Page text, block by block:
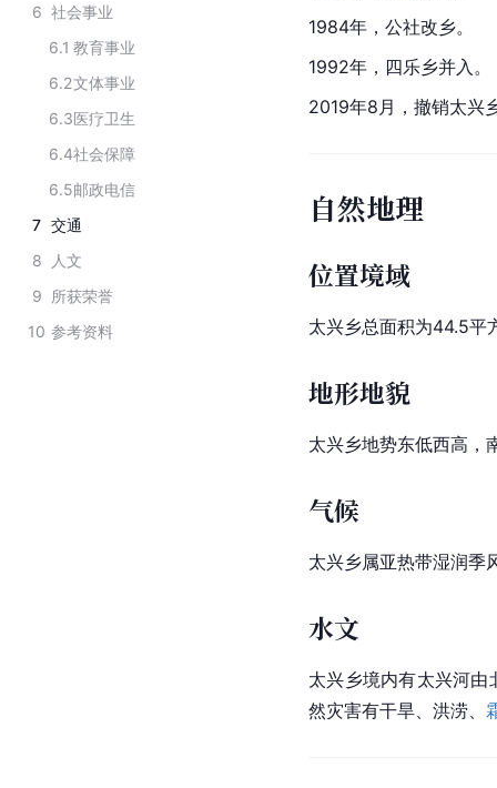
6 社会事业
6.1 教育事业
6.2文体事业
6.3医疗卫生
6.4社会保障
6.5邮政电信
7 交通
8
人文
9 所获荣誉
10 参考资料
1984年，公社改乡。
1992年，四乐乡并入。
2019年8月，撤销太兴
自然地理
位置境域
太兴乡总面积为44.5平
地形地貌
太兴乡地势东低西高，
气候
太兴乡属亚热带湿润季
水文
太兴乡境内有太兴河由
然灾害有干旱、洪涝、